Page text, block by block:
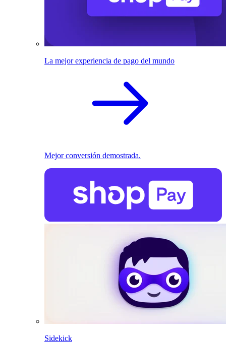
La mejor experiencia de pago del mundo
Mejor conversión demostrada.
Sidekick